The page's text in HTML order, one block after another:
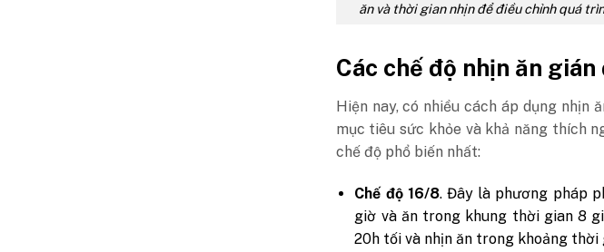
ăn và thời gian nhịn để điều chỉnh quá
Các chế độ nhịn ăn
Hiện nay, có nhiều cách áp dụng nhịn
mục tiêu sức khỏe và khả năng thích
chế độ phổ biến nhất:
Chế độ 16/8. Đây là phương pháp
giờ và ăn trong khung thời gian 8
20h tối và nhịn ăn trong khoảng thời